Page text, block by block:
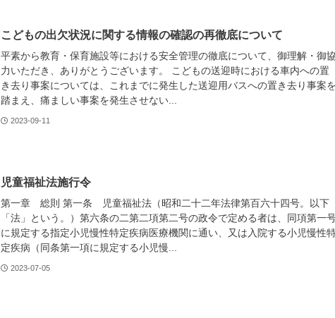
こどもの出欠状況に関する情報の確認の再徹底について
平素から教育・保育施設等における安全管理の徹底について、御理解・御協
力いただき、ありがとうございます。 こどもの送迎時における車内への置
き去り事案については、これまでに発生した送迎用バスへの置き去り事案を
踏まえ、痛ましい事案を発生させない...
2023-09-11
児童福祉法施行令
第一章 総則 第一条 児童福祉法（昭和二十二年法律第百六十四号。以下
「法」という。）第六条の二第二項第二号の政令で定める者は、同項第一
に規定する指定小児慢性特定疾病医療機関に通い、又は入院する小児慢性
定疾病（同条第一項に規定する小児慢...
2023-07-05